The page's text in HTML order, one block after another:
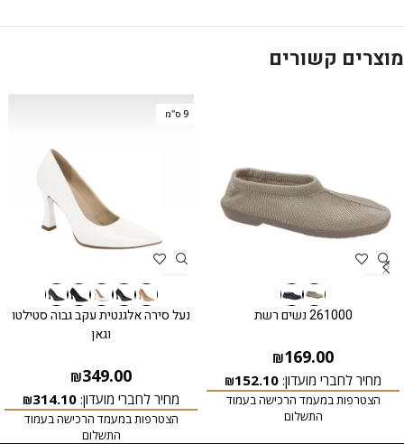
מוצרים קשורים
261000 נשים רשת
₪169.00
מחיר לחברי מועדון: ₪152.10
הצטרפות במעמד הרכישה בעמוד
התשלום
9 ס"מ
נעל סירה אלגנטית עקב גבוה סטילטו
וגאן
₪349.00
מחיר לחברי מועדון: ₪314.10
הצטרפות במעמד הרכישה בעמוד
התשלום